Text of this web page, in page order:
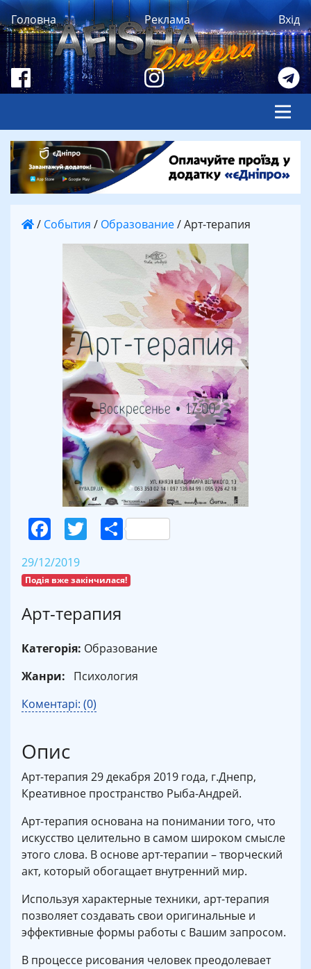
Головна Реклама Вхід
/ События / Образование/Арт-терапия
Facebook
Twitter
Поділитися
29/12/2019
Подія вже закінчилася!
Арт-терапия
Категорія: Образование
Жанри:
Психология
Коментарі: (0)
Опис
Арт-терапия 29 декабря 2019 года, г.Днепр,
Креативное пространство Рыба-Андрей.
Арт-терапия основана на понимании того, что
искусство целительно в самом широком смысле
этого слова. В основе арт-терапии – творческий
акт, который обогащает внутренний мир.
Используя характерные техники, арт-терапия
позволяет создавать свои оригинальные и
эффективные формы работы с Вашим запросом.
В процессе рисования человек преодолевает